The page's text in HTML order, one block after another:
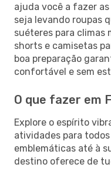
ajuda você a fazer
seja levando roupas
suéteres para climas
shorts e camisetas
boa preparação
confortável e sem
O que fazer em
Explore o espírito
atividades para
emblemáticas até à
destino oferece de